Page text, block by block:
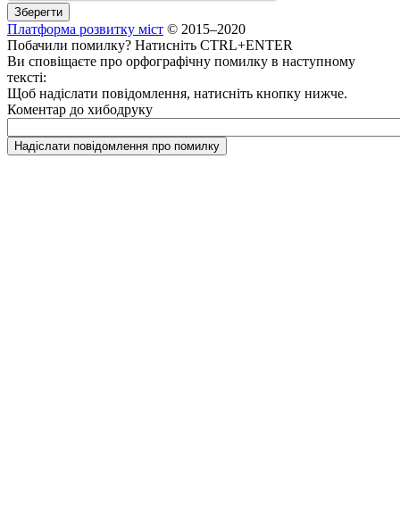
Платформа розвитку міст © 2015–2020
Побачили помилку? Натисніть CTRL+ENTER
Ви сповіщаєте про орфографічну помилку в наступному
тексті:
Щоб надіслати повідомлення, натисніть кнопку нижче.
Коментар до хибодруку